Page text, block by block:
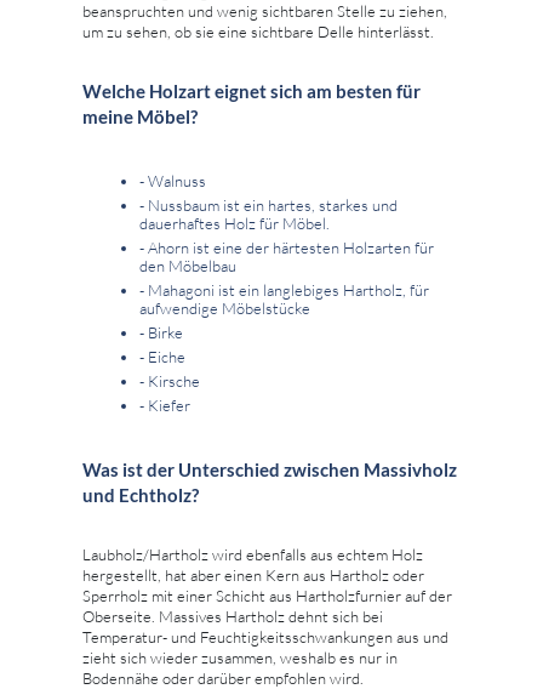
beanspruchten und wenig sichtbaren Stelle zu ziehen,
um zu sehen, ob sie eine sichtbare Delle hinterlässt.
Welche Holzart eignet sich am besten für
meine Möbel?
- Walnuss
- Nussbaum ist ein hartes, starkes und
dauerhaftes Holz für Möbel.
- Ahorn ist eine der härtesten Holzarten für
den Möbelbau
- Mahagoni ist ein langlebiges Hartholz, für
aufwendige Möbelstücke
- Birke
- Eiche
- Kirsche
- Kiefer
Was ist der Unterschied zwischen Massivholz
und Echtholz?
Laubholz/Hartholz wird ebenfalls aus echtem Holz
hergestellt, hat aber einen Kern aus Hartholz oder
Sperrholz mit einer Schicht aus Hartholzfurnier auf der
Oberseite. Massives Hartholz dehnt sich bei
Temperatur- und Feuchtigkeitsschwankungen aus und
zieht sich wieder zusammen, weshalb es nur in
Bodennähe oder darüber empfohlen wird.